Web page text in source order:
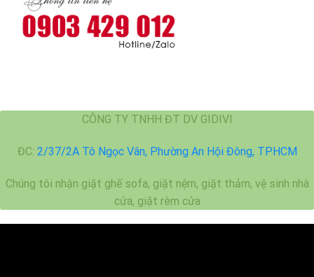
mắm
tôm
hiệu
quả
CÔNG TY TNHH ĐT DV GIDIVI
ĐC: 2/37/2A Tô Ngọc Vân, Phường An Hội Đông, TPHCM
Chúng tôi nhận giặt ghế sofa, giặt nệm, giặt thảm, vệ sinh nhà
cửa, giặt rèm cửa